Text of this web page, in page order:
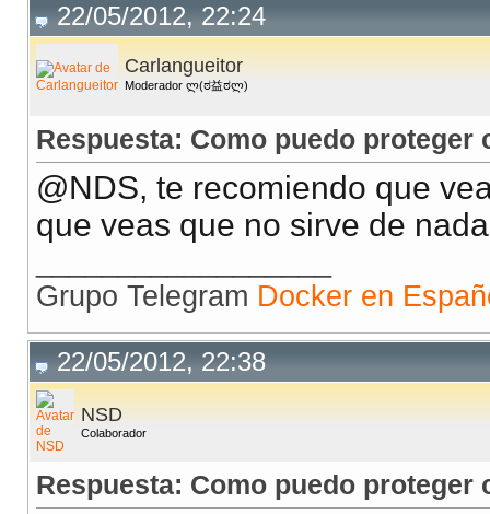
22/05/2012, 22:24
Carlangueitor
Moderador ლ(ಠ益ಠლ)
Respuesta: Como puedo
@NDS, te recomiendo que
que veas que no sirve de
Grupo Telegram Docker en
22/05/2012, 22:38
NSD
Colaborador
Respuesta: Como puedo